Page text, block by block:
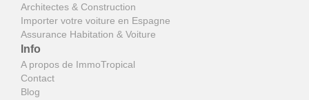
Architectes & Construction
Importer votre voiture en Espagne
Assurance Habitation & Voiture
Info
A propos de ImmoTropical
Contact
Blog